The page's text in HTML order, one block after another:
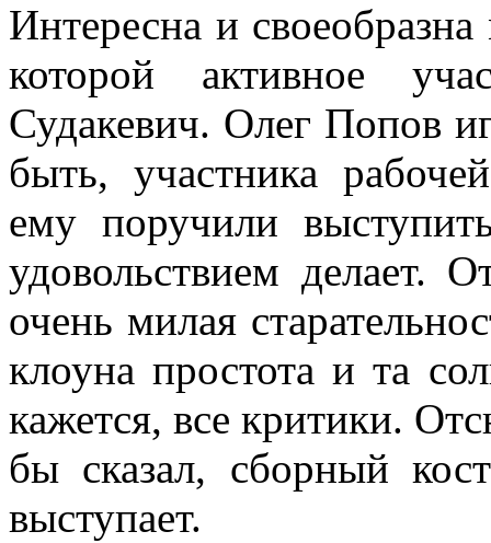
Интересна и
которой активное
Судакевич. Олег Попов
быть, участника
ему поручили
удовольствием делает.
очень милая
клоуна простота и та
кажется, все критики.
бы сказал, сборный
выступает.